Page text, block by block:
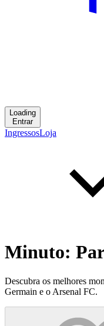
Loading
Entrar
IngressosLoja
Minuto:
Descubra os melhores
Germain e o Arsenal FC.